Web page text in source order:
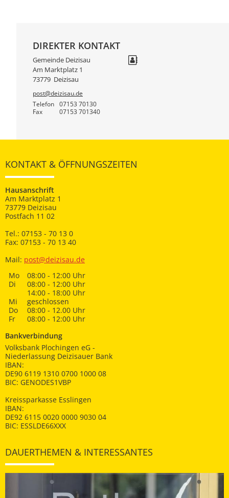
DIREKTER KONTAKT
Gemeinde Deizisau
Am Marktplatz 1
73779 Deizisau
post@deizisau.de
Telefon
07153 70130
Fax 07153 701340
KONTAKT & ÖFFNUNGSZEITEN
Hausanschrift
Am Marktplatz 1
73779 Deizisau
Postfach 11 02
Tel.: 07153 - 70 13 0
Fax: 07153 - 70 13 40
Mail: post@deizisau.de
Mo
08:00 - 12:00 Uhr
Di
08:00 - 12:00 Uhr
14:00 - 18:00 Uhr
Mi
geschlossen
Do
08:00 - 12.00 Uhr
Fr
08:00 - 12:00 Uhr
Bankverbindung
Volksbank Plochingen eG -
Niederlassung Deizisauer Bank
IBAN:
DE90 6119 1310 0700 1000 08
BIC: GENODES1VBP
Kreissparkasse Esslingen
IBAN:
DE92 6115 0020 0000 9030 04
BIC: ESSLDE66XXX
DAUERTHEMEN & INTERESSANTES